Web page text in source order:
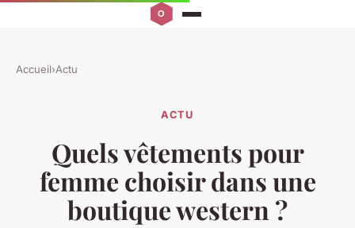
Accueil›Actu
ACTU
Quels vêtements pour
femme choisir dans une
boutique western ?